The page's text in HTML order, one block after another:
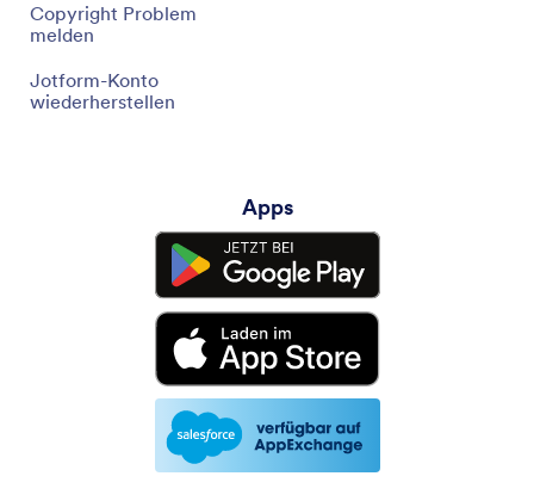
Copyright Problem
melden
Jotform-Konto
wiederherstellen
Apps